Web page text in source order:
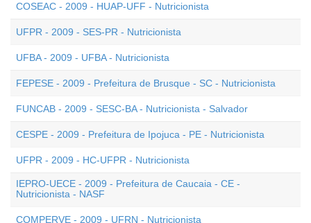
COSEAC - 2009 - HUAP-UFF - Nutricionista
UFPR - 2009 - SES-PR - Nutricionista
UFBA - 2009 - UFBA - Nutricionista
FEPESE - 2009 - Prefeitura de Brusque - SC - Nutricionista
FUNCAB - 2009 - SESC-BA - Nutricionista - Salvador
CESPE - 2009 - Prefeitura de Ipojuca - PE - Nutricionista
UFPR - 2009 - HC-UFPR - Nutricionista
IEPRO-UECE - 2009 - Prefeitura de Caucaia - CE -
Nutricionista - NASF
COMPERVE - 2009 - UFRN - Nutricionista